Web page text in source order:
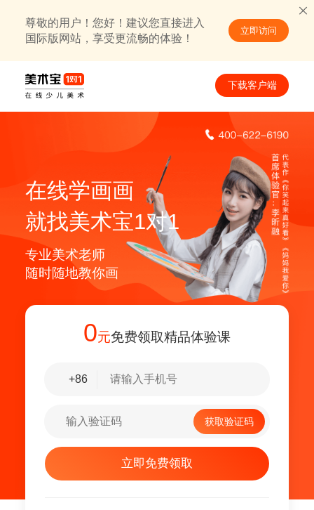
尊敬的用户！您好！建议您直接进入
国际版网站，享受更流畅的体验！
立即访问
下载客户端
在线学画画
就找美术宝1对1
专业美术老师
随时随地教你画
0元免费领取精品体验课
+86
获取验证码
立即免费领取